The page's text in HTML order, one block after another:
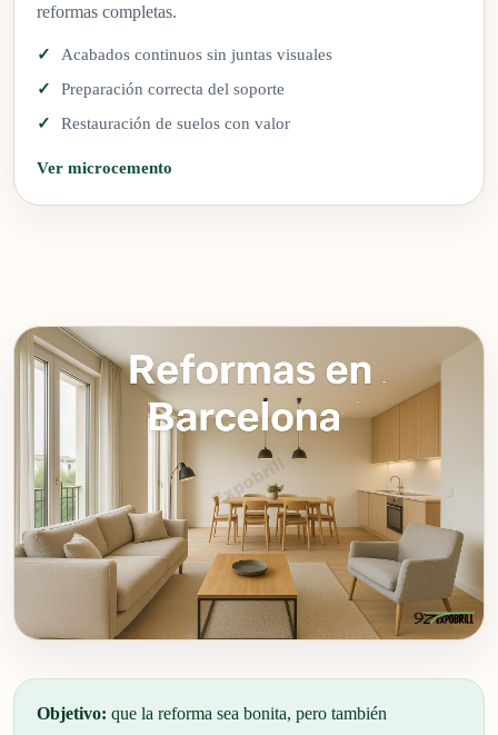
reformas completas.
Acabados continuos sin juntas visuales
Preparación correcta del soporte
Restauración de suelos con valor
Ver microcemento
Objetivo: que la reforma sea bonita, pero también